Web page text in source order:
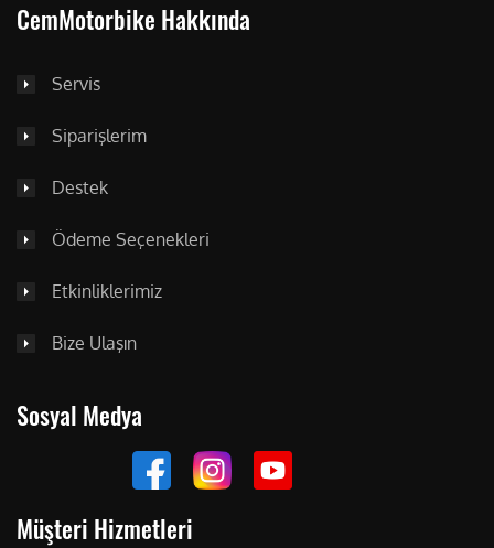
CemMotorbike Hakkında
Servis
Siparişlerim
Destek
Ödeme Seçenekleri
Etkinliklerimiz
Bize Ulaşın
Sosyal Medya
Müşteri Hizmetleri